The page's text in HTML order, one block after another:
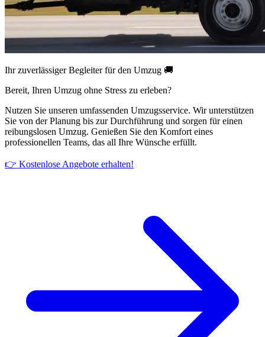
Ihr zuverlässiger Begleiter für den Umzug 🚚
Bereit, Ihren Umzug ohne Stress zu erleben?
Nutzen Sie unseren umfassenden Umzugsservice. Wir unterstützen
Sie von der Planung bis zur Durchführung und sorgen für einen
reibungslosen Umzug. Genießen Sie den Komfort eines
professionellen Teams, das all Ihre Wünsche erfüllt.
👉 Kostenlose Angebote erhalten!